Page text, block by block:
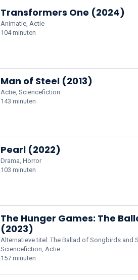
Transformers One (2024)
Animatie, Actie
104 minuten
Man of Steel (2013)
Actie, Sciencefiction
143 minuten
Pearl (2022)
Drama, Horror
103 minuten
The Hunger Games: The
(2023)
Alternatieve titel: The Ballad of Songbirds and
Sciencefiction, Actie
157 minuten